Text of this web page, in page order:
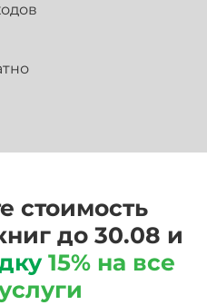
стоимость
до 30.08 и
15% на все